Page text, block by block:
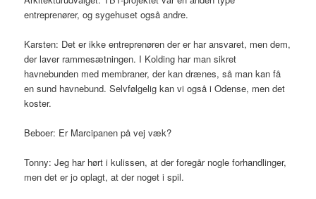
entreprenører, og sygehuset også andre.
Karsten: Det er ikke entreprenøren der er har ansvaret, men dem,
der laver rammesætningen. I Kolding har man sikret
havnebunden med membraner, der kan drænes, så man kan få
en sund havnebund. Selvfølgelig kan vi også i Odense, men det
koster.
Beboer: Er Marcipanen på vej væk?
Tonny: Jeg har hørt i kulissen, at der foregår nogle forhandlinger,
men det er jo oplagt, at der noget i spil.